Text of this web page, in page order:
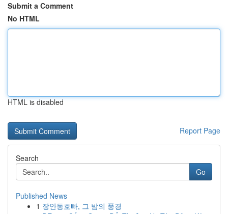
Submit a Comment
No HTML
HTML is disabled
Report Page
Search
Go
Published News
1 장안동호빠, 그 밤의 풍경